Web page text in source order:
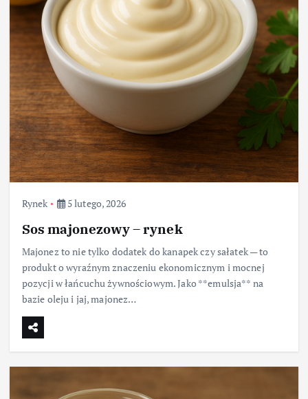
Rynek 5 lutego, 2026
Sos majonezowy – rynek
Majonez to nie tylko dodatek do kanapek czy sałatek — to
produkt o wyraźnym znaczeniu ekonomicznym i mocnej
pozycji w łańcuchu żywnościowym. Jako **emulsja** na
bazie oleju i jaj, majonez…